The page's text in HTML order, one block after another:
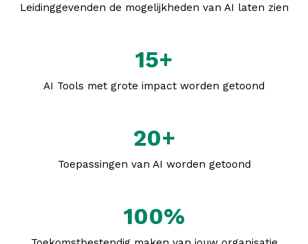
Leidinggevenden de mogelijkheden van AI laten zien
15+
AI Tools met grote impact worden getoond
20+
Toepassingen van AI worden getoond
100%